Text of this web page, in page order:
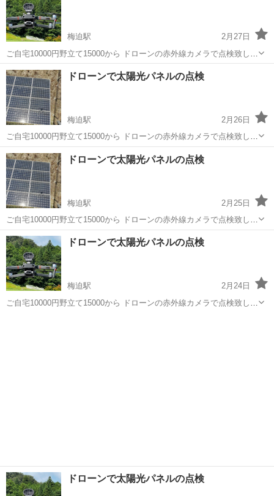
梅迫駅
2月27日
ご自宅10000円野立て15000から ドローンの赤外線カメラで点検致しま
す 設置から時間が数年経った、発電量が減った気が… そう思えばまず
チェックしてみては？ 夏には野立ての草刈りも承っております
京都 綾部市 電気工事 ドローン
ドローンで太陽光パネルの点検
梅迫駅
2月26日
ご自宅10000円野立て15000から ドローンの赤外線カメラで点検致しま
す 設置から時間が数年経った、発電量が減った気が… そう思えばまず
チェックしてみては？ 夏には野立ての草刈りも承っております
京都 綾部市 電気工事 ドローン
ドローンで太陽光パネルの点検
梅迫駅
2月25日
ご自宅10000円野立て15000から ドローンの赤外線カメラで点検致しま
す 設置から時間が数年経った、発電量が減った気が… そう思えばまず
チェックしてみては？ 夏には野立ての草刈りも承っております
京都 綾部市 梅迫駅 電気工事 ドローン
ドローンで太陽光パネルの点検
梅迫駅
2月24日
ご自宅10000円野立て15000から ドローンの赤外線カメラで点検致しま
ドローンで太陽光パネルの点検